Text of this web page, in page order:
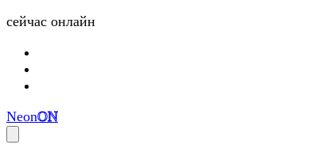
сейчас онлайн
NeonON